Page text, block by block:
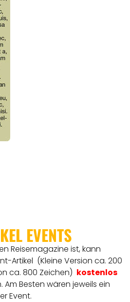
EVENTS
Reisemagazine ist, kann
Artikel (Kleine Version ca. 200
ca. 800 Zeichen) kostenlos
Am Besten wären jeweils ein
Event.